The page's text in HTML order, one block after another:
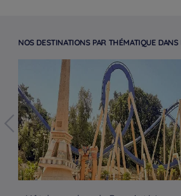
NOS DESTINATIONS PAR THÉMATIQUE DANS